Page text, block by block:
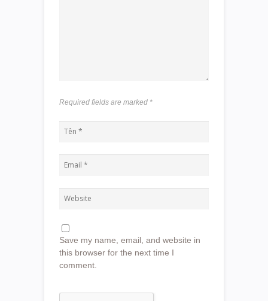
Required fields are marked *
Save my name, email, and website in
this browser for the next time I
comment.